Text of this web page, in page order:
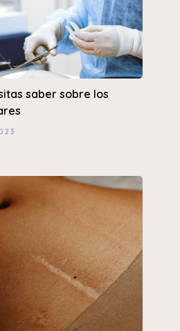
saber sobre los